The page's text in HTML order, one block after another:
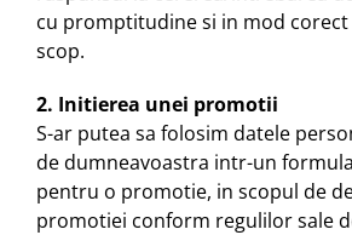
cu promptitudine si in mod
scop.
2. Initierea unei promotii
S-ar putea sa folosim datele
de dumneavoastra intr-un
pentru o promotie, in scopul de
promotiei conform regulilor sale